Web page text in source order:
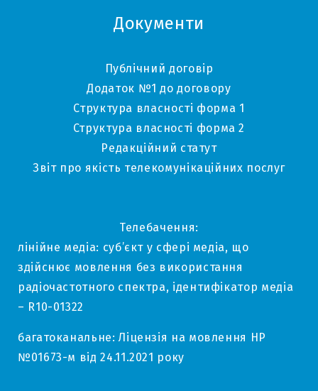
Документи
Публічний договір
Додаток №1 до договору
Структура власності форма 1
Структура власності форма 2
Редакційний статут
Звіт про якість телекомунікаційних послуг
Телебачення:
лінійне медіа: суб’єкт у сфері медіа, що
здійснює мовлення без використання
радіочастотного спектра, ідентифікатор медіа
– R10-01322
багатоканальне: Ліцензія на мовлення НР
№01673-м від 24.11.2021 року